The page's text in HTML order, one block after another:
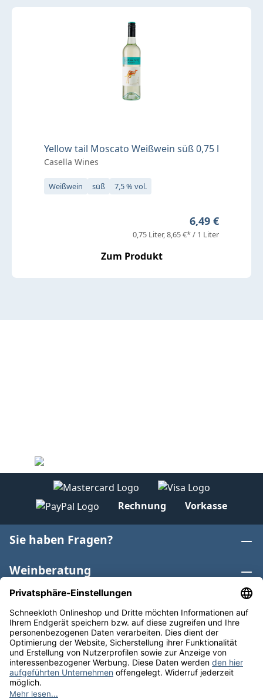
Yellow tail Moscato Weißwein süß 0,75 l
Casella Wines
Weißwein süß 7,5 % vol.
Regulärer
6,49 €
0,75 Liter 8,65 €* / 1 Liter
Zum Produkt
Rechnung Vorkasse
Sie haben Fragen?
Weinberatung
Informationen
Weinkategorien
Internationaler Wein
* Alle Preise inkl. gesetzl. Mehrwertsteuer zzgl.